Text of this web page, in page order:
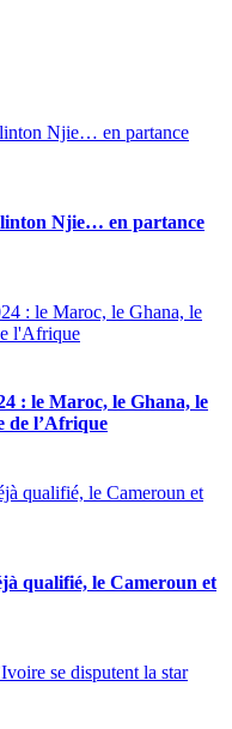
Njie… en partance
: le Maroc, le Ghana, le
de l’Afrique
qualifié, le Cameroun et